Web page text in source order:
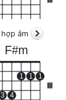
hợp âm
F#m
3 4
1 1 1